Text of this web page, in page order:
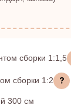
сборки 1:1,5
сборки 1:2
300 см